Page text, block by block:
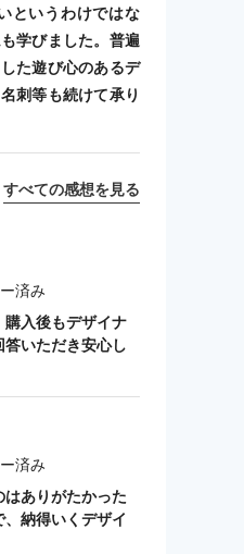
というわけではな
学びました。普遍
た遊び心のあるデ
刺等も続けて承り
すべての感想を見る
済み
入後もデザイナ
いただき安心し
済み
ありがたかった
納得いくデザイ